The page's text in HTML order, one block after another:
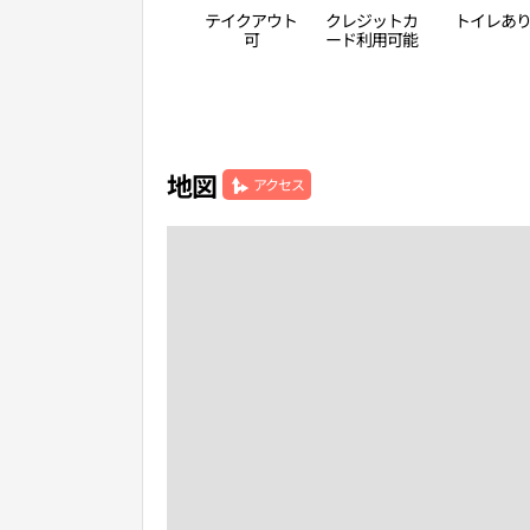
テイクアウト
可
クレジットカ
ード利用可能
トイレあり
地図 アクセス